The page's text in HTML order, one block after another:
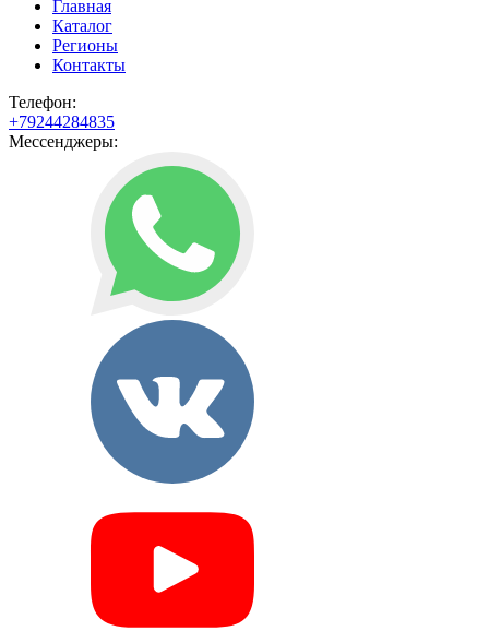
Главная
Каталог
Регионы
Контакты
Телефон:
+79244284835
Мессенджеры: